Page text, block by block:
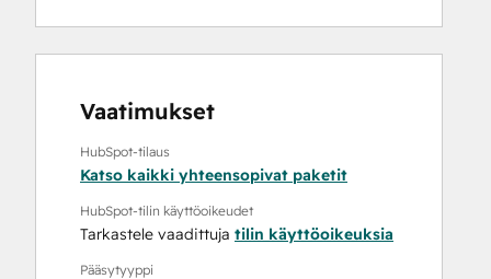
Vaatimukset
HubSpot-tilaus
Katso kaikki yhteensopivat paketit
HubSpot-tilin käyttöoikeudet
Tarkastele vaadittuja tilin käyttöoikeuksia
Pääsytyyppi